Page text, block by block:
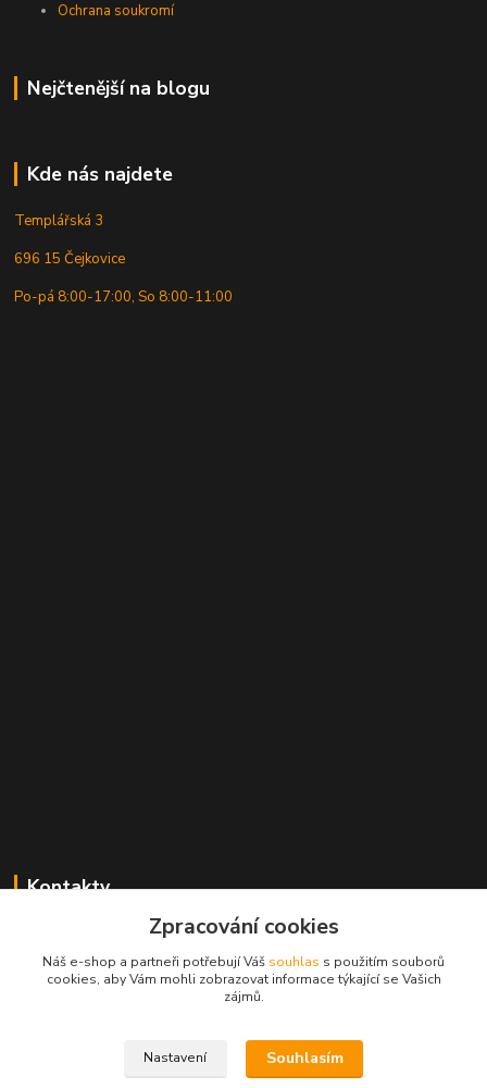
Ochrana soukromí
Nejčtenější na blogu
Kde nás najdete
Templářská 3
696 15 Čejkovice
Po-pá 8:00-17:00, So 8:00-11:00
Kontakty
+420 723 828 116
Po-Pá 8:00-17:00 hod., So 8:00-11:00 hod.
Zpracování cookies
Náš e-shop a partneři potřebují Váš souhlas s použitím souborů
cookies, aby Vám mohli zobrazovat informace týkající se Vašich
zájmů.
Nastavení Souhlasím